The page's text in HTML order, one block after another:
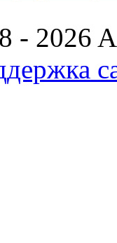
- 2026